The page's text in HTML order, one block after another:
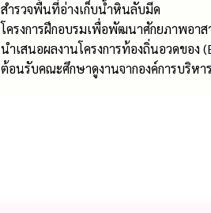
สำรวจพื้นที่อ่างเก็บน้ำหินลับมีด
โครงการฝึกอบรมเพื่อพัฒนาศักยภาพอา
นำเสนอผลงานโครงการท้องถิ่นอวดของ
ต้อนรับคณะศึกษาดูงานจากองค์การบริห